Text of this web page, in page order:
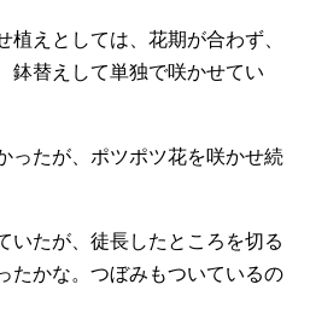
植えとしては、花期が合わず、
鉢替えして単独で咲かせてい
ったが、ポツポツ花を咲かせ続
いたが、徒長したところを切る
たかな。つぼみもついているの